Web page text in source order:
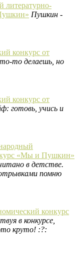
литературно-
Пушкин -
конкурс от
то делаешь, но
конкурс от
готовь, учись и
«Мы и Пушкин»
в детстве.
помню
конкурс
в конкурсе,
круто! :?: